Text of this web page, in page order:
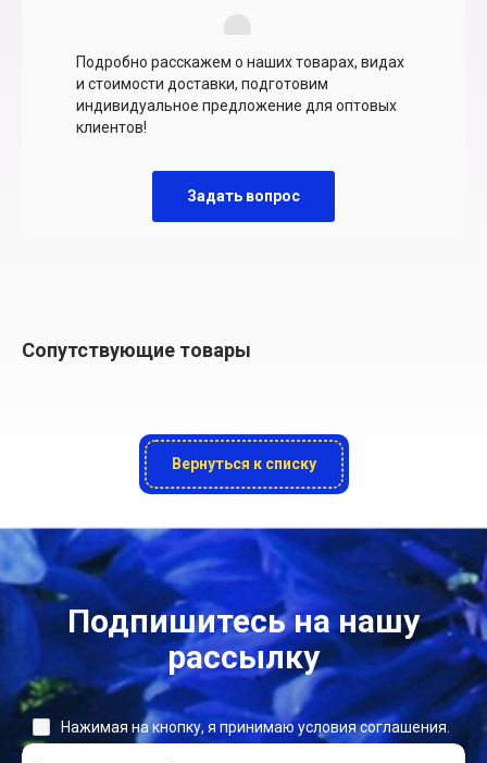
Подробно расскажем о наших товарах, видах
и стоимости доставки, подготовим
индивидуальное предложение для оптовых
клиентов!
Задать вопрос
Сопутствующие товары
Вернуться к списку
Подпишитесь на нашу
рассылку
Нажимая на кнопку, я принимаю условия соглашения.